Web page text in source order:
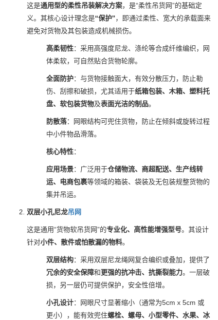
这是通用型的柔性吊装解决方案，是“柔性吊货网”的基础定
义。其核心设计理念是“保护”，即通过柔性、宽大的承载面来
避免对货物及其包装造成机械损伤。
高柔韧性：采用高强度尼龙、涤纶等合成纤维编织，网
体柔软，可自然贴合货物轮廓。
全面防护：与货物接触面大，有效分散压力，防止勒
伤、刮擦和破损，尤其适用于纸箱包装、木箱、塑料托
盘、软包装货物及表面光洁的制品。
防散落：网眼结构可兜住货物，防止在倾斜或旋转过程
中小件物品滑落。
核心特性：
应用场景：广泛用于仓储物流、商超配送、生产线转
运、电商包裹等领域的箱装、袋装及无包装规整货物的
集并吊运。
双层小孔尼龙吊网
这是通用“货物软吊货网”的专业化、高性能增强型号。其设计
针对小件、散件或怕散漏的物料。
双层结构：采用双层尼龙绳网复合编织或叠加，提供了
冗余的安全保障和更强的抗冲击、抗撕裂能力。一层破
损，另一层仍可提供保护，安全性倍增。
小孔设计：网眼尺寸显著缩小（通常为5cm x 5cm 或
更小），能有效兜住螺栓、螺母、小型零件、水果、冰